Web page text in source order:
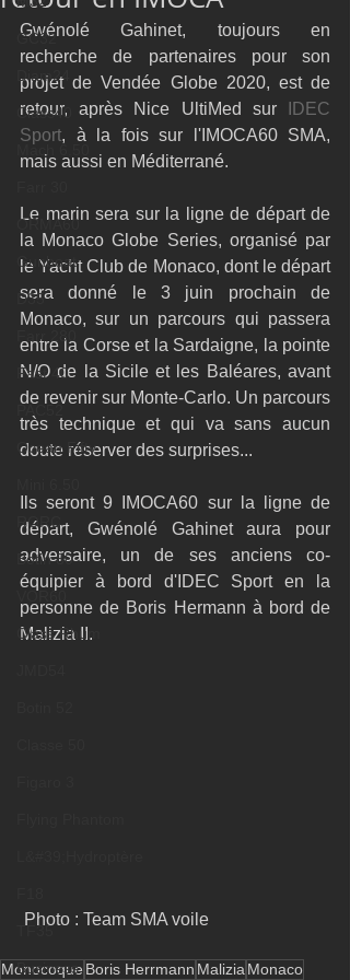
GC32
Diam24
Class40
Mach 6.50
ORMA60
Gunboat
D35
Farr 280
Fast 40
Ocean Fifty
RORC
Botin 80
VOR60
Class Rhum
TF35
Business
Gwénolé Gahinet, toujours en
recherche de partenaires pour son
projet de Vendée Globe 2020, est de
retour, après Nice UltiMed sur
IDEC
Sport, à la fois sur l'IMOCA60 SMA,
mais aussi en Méditerrané.
Le marin sera sur la ligne de départ de
la Monaco Globe Series, organisé par
le Yacht Club de Monaco, dont le départ
sera donné le 3 juin prochain de
Monaco, sur un parcours qui passera
entre la Corse et la Sardaigne, la pointe
N/O de la Sicile et les Baléares, avant
de revenir sur Monte-Carlo. Un parcours
très technique et qui va sans aucun
doute réserver des surprises...
Ils seront 9 IMOCA60 sur la ligne de
départ, Gwénolé Gahinet aura pour
adversaire, un de ses anciens co-
équipier à bord d'IDEC Sport en la
personne de Boris Hermann à bord de
Malizia II.
Photo : Team SMA voile
Monocoque Boris Herrmann Malizia Monaco